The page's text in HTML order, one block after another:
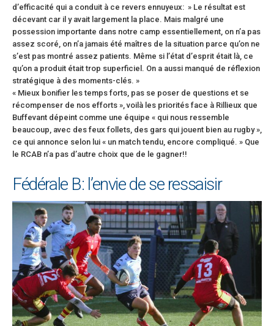
d’efficacité qui a conduit à ce revers ennuyeux: » Le résultat est
décevant car il y avait largement la place. Mais malgré une
possession importante dans notre camp essentiellement, on n’a pas
assez scoré, on n’a jamais été maîtres de la situation parce qu’on ne
s’est pas montré assez patients. Même si l’état d’esprit était là, ce
qu’on a produit était trop superficiel. On a aussi manqué de réflexion
stratégique à des moments-clés. »
« Mieux bonifier les temps forts, pas se poser de questions et se
récompenser de nos efforts », voilà les priorités face à Rillieux que
Buffevant dépeint comme une équipe « qui nous ressemble
beaucoup, avec des feux follets, des gars qui jouent bien au rugby »,
ce qui annonce selon lui « un match tendu, encore compliqué. » Que
le RCAB n’a pas d’autre choix que de le gagner!!
Fédérale B: l’envie de se ressaisir